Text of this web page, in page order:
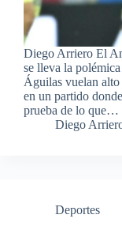
Diego Arriero El
se lleva la
Águilas vuelan alto
en un partido
prueba de lo que…
Diego
Deportes